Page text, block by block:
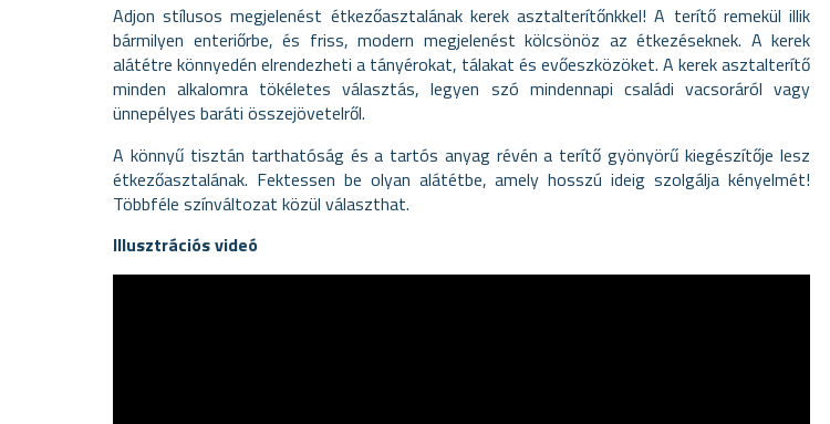
Adjon stílusos megjelenést étkezőasztalának kerek asztalterítőnkkel! A terítő remekül illik
bármilyen enteriőrbe, és friss, modern megjelenést kölcsönöz az étkezéseknek. A kerek
alátétre könnyedén elrendezheti a tányérokat, tálakat és evőeszközöket. A kerek asztalterítő
minden alkalomra tökéletes választás, legyen szó mindennapi családi vacsoráról vagy
ünnepélyes baráti összejövetelről.
A könnyű tisztán tarthatóság és a tartós anyag révén a terítő gyönyörű kiegészítője lesz
étkezőasztalának. Fektessen be olyan alátétbe, amely hosszú ideig szolgálja kényelmét!
Többféle színváltozat közül választhat.
Illusztrációs videó